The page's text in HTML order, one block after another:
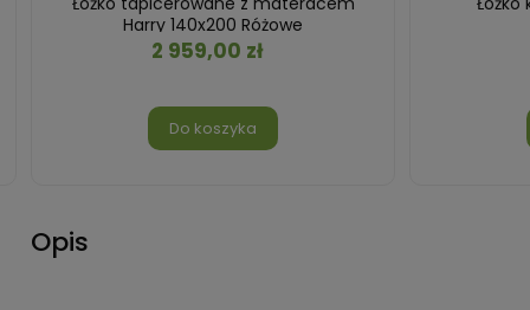
Harry 140x200 Różowe
2 959,00 zł
Do koszyka
Opis